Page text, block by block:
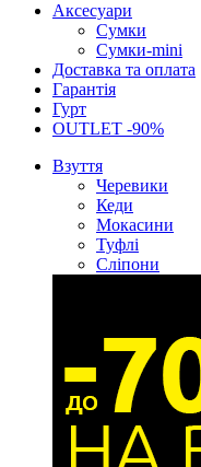
Аксесуари
Сумки
Сумки-mini
Доставка та оплата
Гарантія
Гурт
OUTLET -90%
Взуття
Черевики
Кеди
Мокасини
Туфлі
Сліпони